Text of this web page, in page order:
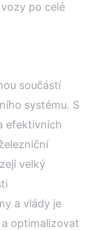
po celé
součástí
systému. S
efektivních
velký
a vlády je
optimalizovat